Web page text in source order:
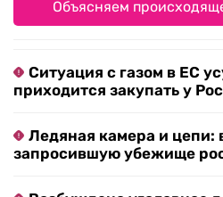
Объясняем
Ситуация с газом в ЕС
приходится закупать у
Ледяная камера и
запросившую убежище